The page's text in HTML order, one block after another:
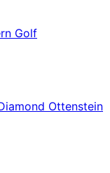
Golf
Ottenstein